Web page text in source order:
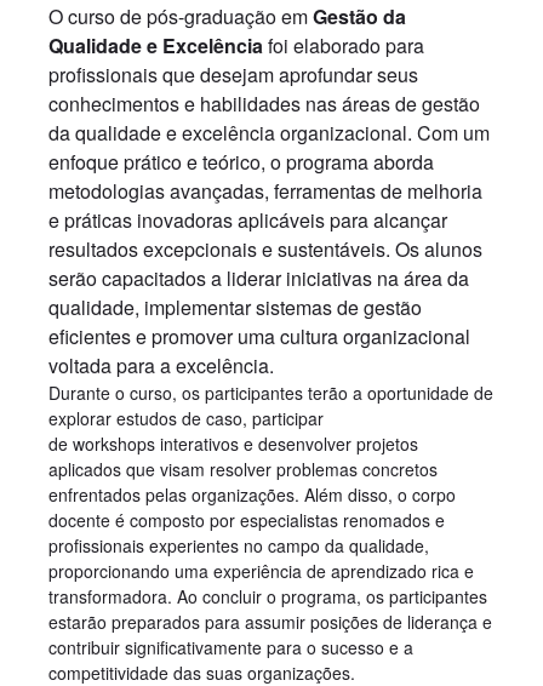
O curso de pós-graduação emGestão da
Qualidade e Excelênciafoi elaborado para
profissionais que desejam aprofundar seus
conhecimentos e habilidades nas áreas de gestão
da qualidade e excelência organizacional. Com um
enfoque prático e teórico, o programa aborda
metodologias avançadas, ferramentas de melhoria
e práticas inovadoras aplicáveis para alcançar
resultados excepcionais e sustentáveis. Os alunos
serão capacitados a liderar iniciativas na área da
qualidade, implementar sistemas de gestão
eficientes e promover uma cultura organizacional
voltada para a excelência.
Durante o curso, os participantes terão a oportunidade de
explorar estudos de caso, participar
de workshops interativos e desenvolver projetos
aplicados que visam resolver problemas concretos
enfrentados pelas organizações. Além disso, o corpo
docente é composto por especialistas renomados e
profissionais experientes no campo da qualidade,
proporcionando uma experiência de aprendizado rica e
transformadora. Ao concluir o programa, os participantes
estarão preparados para assumir posições de liderança e
contribuir significativamente para o sucesso e a
competitividade das suas organizações.